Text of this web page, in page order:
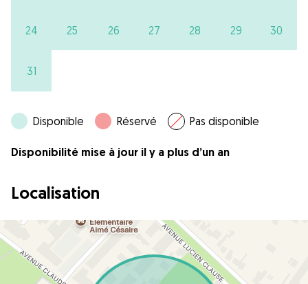
24 25 26 27 28 29 30
31
Disponible Réservé Pas disponible
Disponibilité mise à jour il y a plus d’un an
Localisation